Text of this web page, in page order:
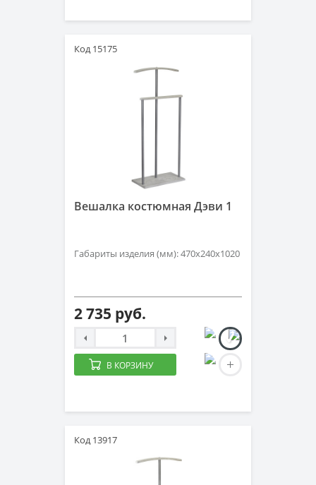
Код 15175
Вешалка костюмная Дэви 1
Габариты изделия (мм): 470х240х1020
2 735 руб.
В КОРЗИНУ
Код 13917